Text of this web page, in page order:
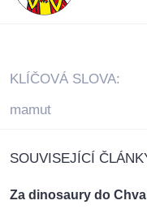
KLÍČOVÁ SLOVA:
mamut
SOUVISEJÍCÍ
Za dinosaury do